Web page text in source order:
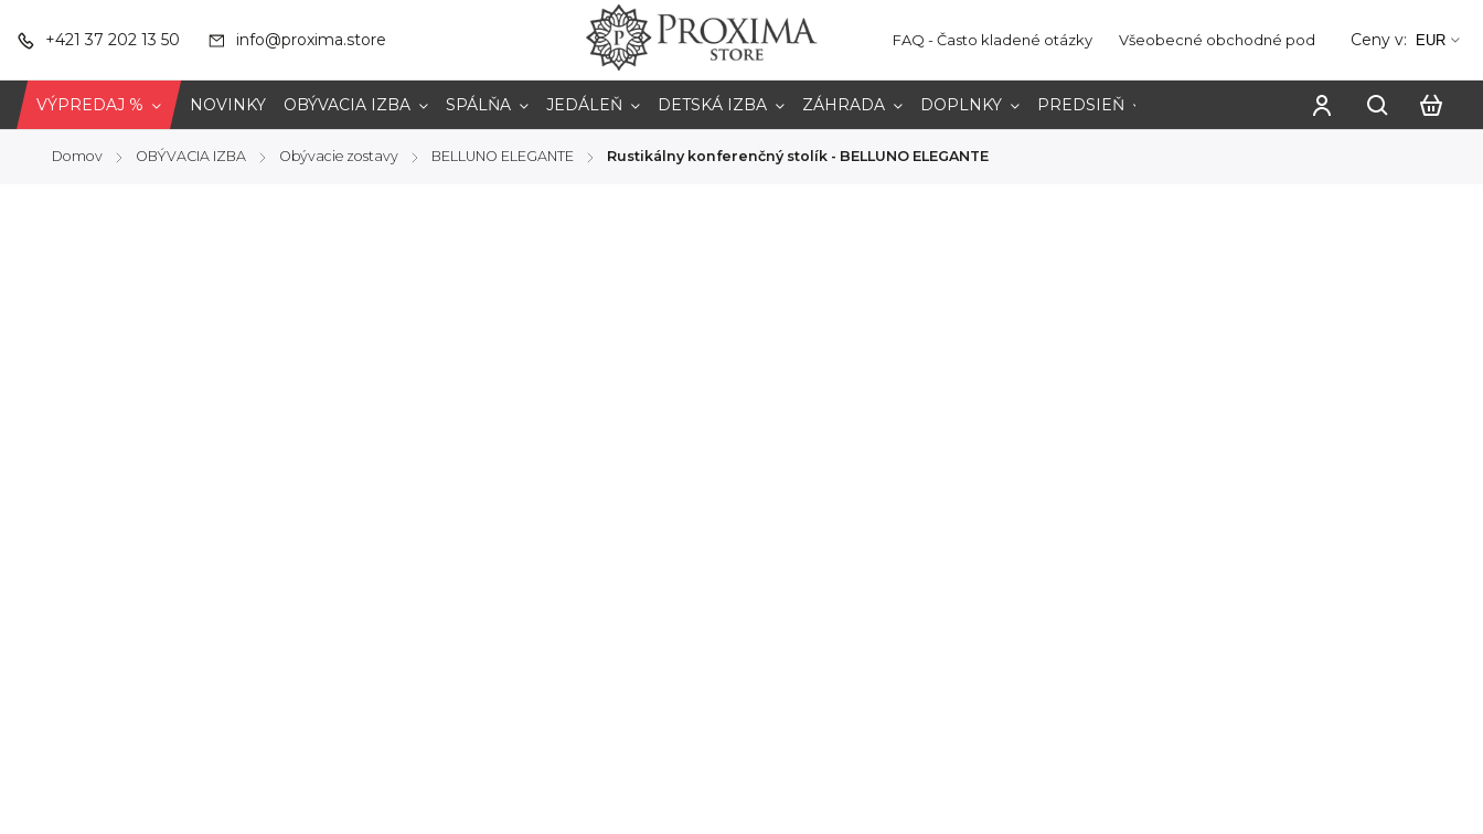
+421 37 202 13 50 info@proxima.store FAQ - Často kladené otázky Všeobecné obchodné podmienky Ochrana
Ceny v: EUR
VÝPREDAJ % NOVINKY OBÝVACIA IZBA SPÁLŇA JEDÁLEŇ DETSKÁ IZBA ZÁHRADA DOPLNKY PREDSIEŇ
Domov / OBÝVACIA IZBA / Obývacie zostavy / BELLUNO ELEGANTE / Rustikálny konferenčný stolík - BELLUNO ELEGANTE